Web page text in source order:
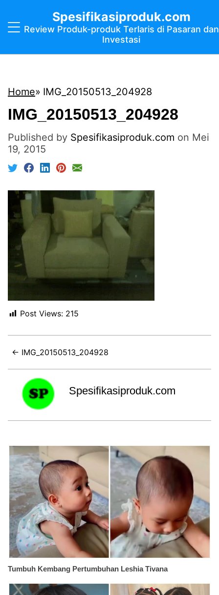
Spesifikasiproduk.com
Review Produk-produk Terlaris di Pasaran dan
Investasi
Home IMG_20150513_204928
IMG_20150513_204928
Published by Spesifikasiproduk.com on Mei
19, 2015
Post Views: 215
← IMG_20150513_204928
Spesifikasiproduk.com
Tumbuh Kembang Pertumbuhan Leshia Tivana